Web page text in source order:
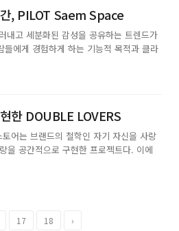
, PILOT Saem Space
고 세분화된 감성을 공유하는 트렌드가
에게 경험하게 하는 기능적 목적과 클라
한 DOUBLE LOVERS
어는 브랜드의 철학인 자기 자신을 사랑
을 공간적으로 구현한 프로젝트다. 이에
...
17 18 ›